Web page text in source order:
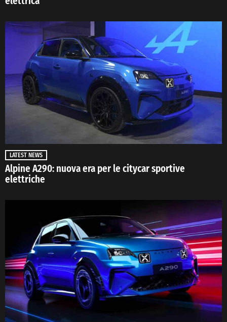
LATEST NEWS
Alpine A290: nuova era per le citycar sportive
elettriche